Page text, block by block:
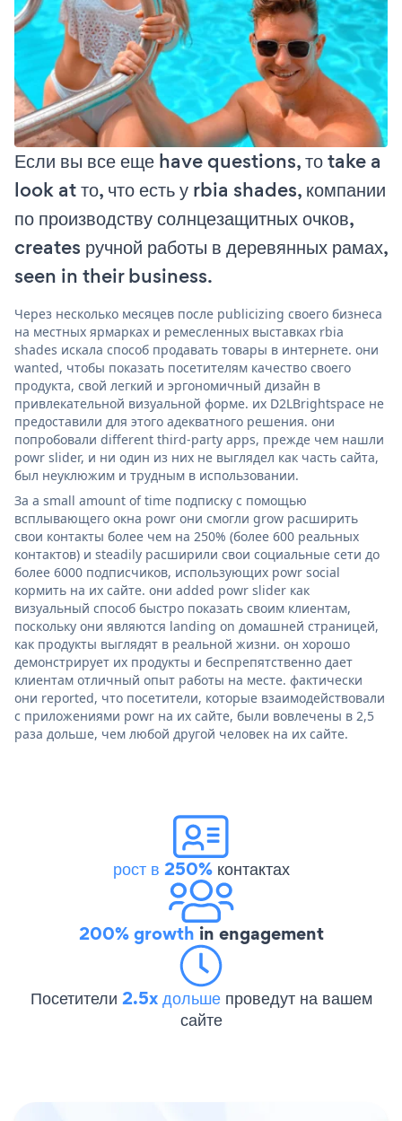
Если вы все еще have questions, то take a
look at то, что есть у rbia shades, компании
по производству солнцезащитных очков,
creates ручной работы в деревянных рамах,
seen in their business.
Через несколько месяцев после publicizing своего бизнеса
на местных ярмарках и ремесленных выставках rbia
shades искала способ продавать товары в интернете. они
wanted, чтобы показать посетителям качество своего
продукта, свой легкий и эргономичный дизайн в
привлекательной визуальной форме. их D2LBrightspace не
предоставили для этого адекватного решения. они
попробовали different third-party apps, прежде чем нашли
powr slider, и ни один из них не выглядел как часть сайта,
был неуклюжим и трудным в использовании.
За a small amount of time подписку с помощью
всплывающего окна powr они смогли grow расширить
свои контакты более чем на 250% (более 600 реальных
контактов) и steadily расширили свои социальные сети до
более 6000 подписчиков, использующих powr social
кормить на их сайте. они added powr slider как
визуальный способ быстро показать своим клиентам,
поскольку они являются landing on домашней страницей,
как продукты выглядят в реальной жизни. он хорошо
демонстрирует их продукты и беспрепятственно дает
клиентам отличный опыт работы на месте. фактически
они reported, что посетители, которые взаимодействовали
с приложениями powr на их сайте, были вовлечены в 2,5
раза дольше, чем любой другой человек на их сайте.
рост в 250%контактах
200% growth in engagement
Посетители 2.5x дольше проведут на вашем
сайте